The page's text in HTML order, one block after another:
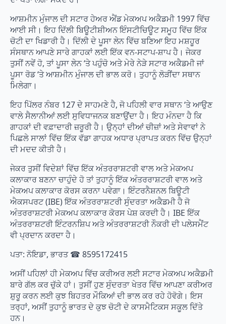
ਆਸ਼ਮੀਨ ਮੁੰਜਾਲ ਦੀ ਸਟਾਰ ਹੇਅਰ ਐਂਡ ਮੇਕਅਪ ਅਕੈਡਮੀ 1997 ਵਿੱਚ
ਆਈ ਸੀ। ਇਹ ਦਿੱਲੀ ਬਿਊਟੀਸ਼ੀਅਨ ਇੰਸਟੀਚਿਊਟ ਸਮੂਹ ਵਿੱਚ ਇੱਕ
ਚੋਟੀ ਦਾ ਖਿਡਾਰੀ ਹੈ। ਦਿੱਲੀ ਦੇ ਪੂਸਾ ਲੇਨ ਵਿੱਚ ਬਣਿਆ ਇਹ ਮਸ਼ਹੂਰ
ਸੰਸਥਾਨ ਆਪਣੇ ਸਾਰੇ ਗਾਹਕਾਂ ਲਈ ਇੱਕ ਵਨ-ਸਟਾਪ-ਸ਼ਾਪ ਹੈ। ਜੇਕਰ
ਤੁਸੀਂ ਨਵੇਂ ਹੋ, ਤਾਂ ਪੂਸਾ ਲੇਨ ‘ਤੇ ਪਹੁੰਚੋ ਅਤੇ ਮੇਰੇ ਨੇੜੇ ਸਟਾਰ ਅਕੈਡਮੀ ਜਾਂ
ਪੂਸਾ ਰੋਡ ‘ਤੇ ਆਸ਼ਮੀਨ ਮੁੰਜਾਲ ਦੀ ਭਾਲ ਕਰੋ। ਤੁਹਾਨੂੰ ਲੋੜੀਂਦਾ ਸਥਾਨ
ਮਿਲੇਗਾ।
ਇਹ ਪਿੱਲਰ ਨੰਬਰ 127 ਦੇ ਸਾਹਮਣੇ ਹੈ, ਜੋ ਪਹਿਲੀ ਵਾਰ ਸਥਾਨ ‘ਤੇ ਆਉਣ
ਵਾਲੇ ਸੈਲਾਨੀਆਂ ਲਈ ਸੁਵਿਧਾਜਨਕ ਬਣਾਉਂਦਾ ਹੈ। ਇਹ ਮੰਨਦਾ ਹੈ ਕਿ
ਗਾਹਕਾਂ ਦੀ ਵਫ਼ਾਦਾਰੀ ਜ਼ਰੂਰੀ ਹੈ। ਉਨ੍ਹਾਂ ਦੀਆਂ ਚੀਜ਼ਾਂ ਅਤੇ ਸੇਵਾਵਾਂ ਨੇ
ਪਿਛਲੇ ਸਾਲਾਂ ਵਿੱਚ ਇੱਕ ਵੱਡਾ ਗਾਹਕ ਅਧਾਰ ਪ੍ਰਾਪਤ ਕਰਨ ਵਿੱਚ ਉਨ੍ਹਾਂ
ਦੀ ਮਦਦ ਕੀਤੀ ਹੈ।
ਜੇਕਰ ਤੁਸੀਂ ਵਿਦੇਸ਼ਾਂ ਵਿੱਚ ਇੱਕ ਅੰਤਰਰਾਸ਼ਟਰੀ ਵਾਲ ਅਤੇ ਮੇਕਅਪ
ਕਲਾਕਾਰ ਬਣਨਾ ਚਾਹੁੰਦੇ ਹੋ ਤਾਂ ਤੁਹਾਨੂੰ ਇੱਕ ਅੰਤਰਰਾਸ਼ਟਰੀ ਵਾਲ ਅਤੇ
ਮੇਕਅਪ ਕਲਾਕਾਰ ਕੋਰਸ ਕਰਨਾ ਪਵੇਗਾ। ਇੰਟਰਨੈਸ਼ਨਲ ਬਿਊਟੀ
ਐਕਸਪਰਟ (IBE) ਇੱਕ ਅੰਤਰਰਾਸ਼ਟਰੀ ਸੁੰਦਰਤਾ ਅਕੈਡਮੀ ਹੈ ਜੋ
ਅੰਤਰਰਾਸ਼ਟਰੀ ਮੇਕਅਪ ਕਲਾਕਾਰ ਕੋਰਸ ਪੇਸ਼ ਕਰਦੀ ਹੈ। IBE ਇੱਕ
ਅੰਤਰਰਾਸ਼ਟਰੀ ਇੰਟਰਨਸ਼ਿਪ ਅਤੇ ਅੰਤਰਰਾਸ਼ਟਰੀ ਨੌਕਰੀ ਦੀ ਪਲੇਸਮੈਂਟ
ਵੀ ਪ੍ਰਦਾਨ ਕਰਦਾ ਹੈ।
ਪਤਾ: ਨੋਇਡਾ, ਭਾਰਤ ☎ 8595172415
ਅਸੀਂ ਪਹਿਲਾਂ ਹੀ ਮੇਕਅਪ ਵਿੱਚ ਕਰੀਅਰ ਲਈ ਸਟਾਰ ਮੇਕਅਪ ਅਕੈਡਮੀ
ਬਾਰੇ ਗੱਲ ਕਰ ਚੁੱਕੇ ਹਾਂ। ਤੁਸੀਂ ਹੁਣ ਸੁੰਦਰਤਾ ਖੇਤਰ ਵਿੱਚ ਆਪਣਾ ਕਰੀਅਰ
ਸ਼ੁਰੂ ਕਰਨ ਲਈ ਕੁਝ ਬਿਹਤਰ ਮੌਕਿਆਂ ਦੀ ਭਾਲ ਕਰ ਰਹੇ ਹੋਵੋਗੇ। ਇਸ
ਤਰ੍ਹਾਂ, ਅਸੀਂ ਤੁਹਾਨੂੰ ਭਾਰਤ ਦੇ ਕੁਝ ਚੋਟੀ ਦੇ ਕਾਸਮੈਟਿਕਸ ਸਕੂਲ ਦਿੱਤੇ
ਹਨ।